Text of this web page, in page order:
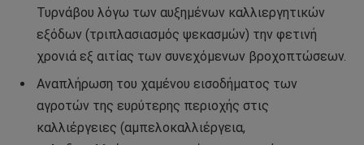
Τυρνάβου λόγω των αυξημένων καλλιεργητικών
εξόδων (τριπλασιασμός ψεκασμών) την φετινή
χρονιά εξ αιτίας των συνεχόμενων βροχοπτώσεων.
Αναπλήρωση του χαμένου εισοδήματος των
αγροτών της ευρύτερης περιοχής στις
καλλιέργειες (αμπελοκαλλιέργεια,